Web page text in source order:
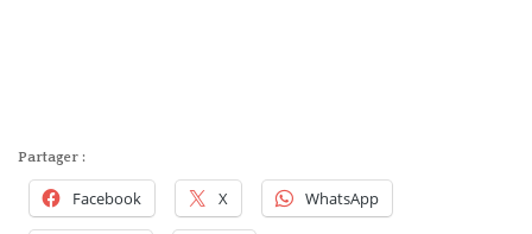
Partager :
Facebook X WhatsApp